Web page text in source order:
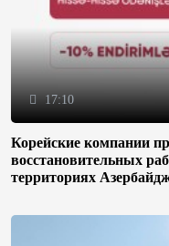
17:10
Корейские компании
восстановительных
территориях